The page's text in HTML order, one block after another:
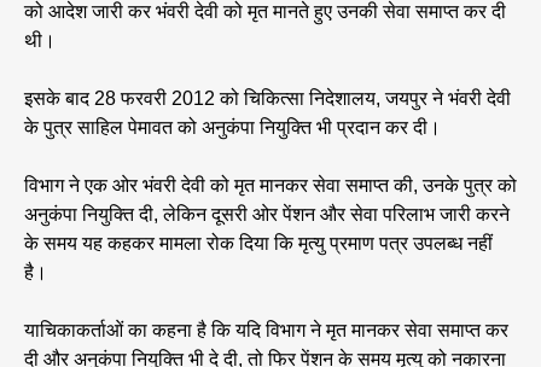
को आदेश जारी कर भंवरी देवी को मृत मानते हुए उनकी सेवा समाप्त कर दी
थी।
इसके बाद 28 फरवरी 2012 को चिकित्सा निदेशालय, जयपुर ने भंवरी देवी
के पुत्र साहिल पेमावत को अनुकंपा नियुक्ति भी प्रदान कर दी।
विभाग ने एक ओर भंवरी देवी को मृत मानकर सेवा समाप्त की, उनके पुत्र को
अनुकंपा नियुक्ति दी, लेकिन दूसरी ओर पेंशन और सेवा परिलाभ जारी करने
के समय यह कहकर मामला रोक दिया कि मृत्यु प्रमाण पत्र उपलब्ध नहीं
है।
याचिकाकर्ताओं का कहना है कि यदि विभाग ने मृत मानकर सेवा समाप्त कर
दी और अनुकंपा नियुक्ति भी दे दी, तो फिर पेंशन के समय मृत्यु को नकारना